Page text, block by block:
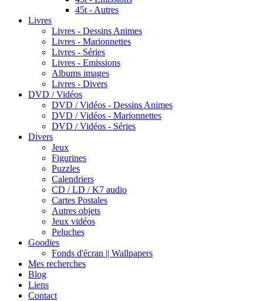
45t - Autres
Livres
Livres - Dessins Animes
Livres - Marionnettes
Livres - Séries
Livres - Emissions
Albums images
Livres - Divers
DVD / Vidéos
DVD / Vidéos - Dessins Animes
DVD / Vidéos - Marionnettes
DVD / Vidéos - Séries
Divers
Jeux
Figurines
Puzzles
Calendriers
CD / LD / K7 audio
Cartes Postales
Autres objets
Jeux vidéos
Peluches
Goodies
Fonds d'écran || Wallpapers
Mes recherches
Blog
Liens
Contact